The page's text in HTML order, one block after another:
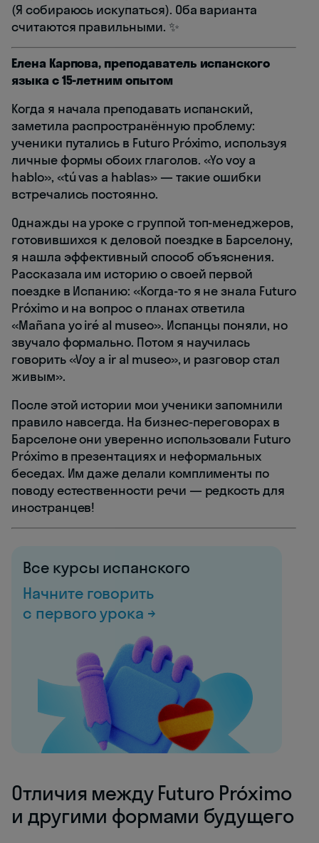
(Я собираюсь искупаться). Оба варианта
считаются правильными. ✨
Елена Карпова, преподаватель испанского
языка с 15-летним опытом
Когда я начала преподавать испанский,
заметила распространённую проблему:
ученики путались в Futuro Próximo, используя
личные формы обоих глаголов. «Yo voy a
hablo», «tú vas a hablas» — такие ошибки
встречались постоянно.
Однажды на уроке с группой топ-менеджеров,
готовившихся к деловой поездке в Барселону,
я нашла эффективный способ объяснения.
Рассказала им историю о своей первой
поездке в Испанию: «Когда-то я не знала Futuro
Próximo и на вопрос о планах ответила
«Mañana yo iré al museo». Испанцы поняли, но
звучало формально. Потом я научилась
говорить «Voy a ir al museo», и разговор стал
живым».
После этой истории мои ученики запомнили
правило навсегда. На бизнес-переговорах в
Барселоне они уверенно использовали Futuro
Próximo в презентациях и неформальных
беседах. Им даже делали комплименты по
поводу естественности речи — редкость для
иностранцев!
Все курсы испанского
Начните говорить
с первого урока →
Отличия между Futuro Próximo
и другими формами будущего